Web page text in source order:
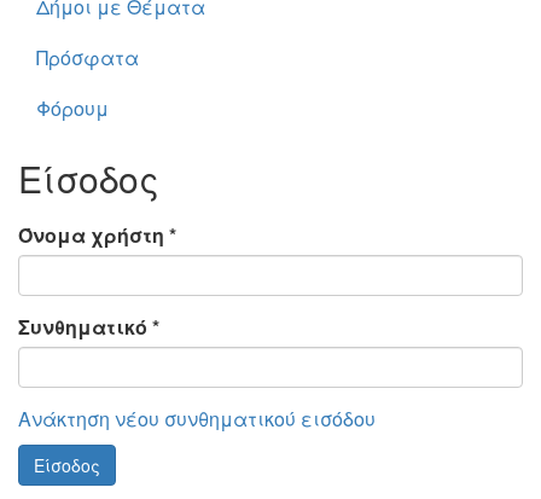
Δήμοι με Θέματα
Πρόσφατα
Φόρουμ
Είσοδος
Όνομα χρήστη *
Συνθηματικό *
Ανάκτηση νέου συνθηματικού εισόδου
Είσοδος